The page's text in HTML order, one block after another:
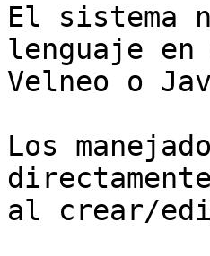
El sistema
lenguaje en
Velneo o
Los
al crear/